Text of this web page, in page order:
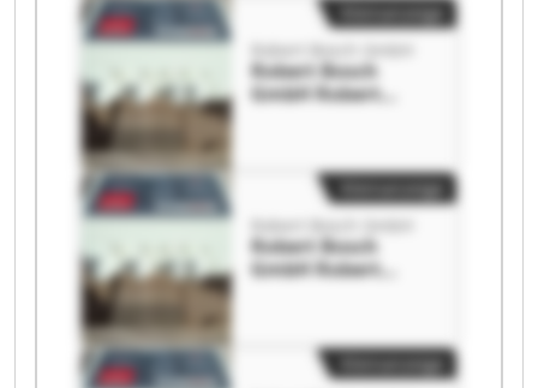
Robert Bosch GmbH
Robert Bosch
GmbH Robert
Kleinanzeige
Robert Bosch GmbH
Robert Bosch
GmbH Robert
Kleinanzeige
Kleinanzeige